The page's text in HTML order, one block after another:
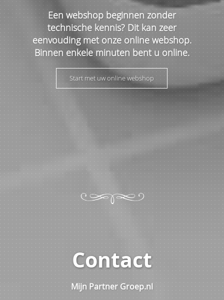
Een webshop beginnen zonder
technische kennis? Dit kan zeer
eenvouding met onze online webshop.
Binnen enkele minuten bent u online.
Start met uw online webshop
Contact
Mijn Partner Groep.nl